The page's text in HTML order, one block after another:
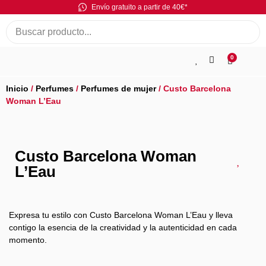
Envío gratuito a partir de 40€*
0
Inicio / Perfumes / Perfumes de mujer/ Custo Barcelona
Woman L’Eau
Custo Barcelona Woman
L’Eau
Expresa tu estilo con Custo Barcelona Woman L’Eau y lleva
contigo la esencia de la creatividad y la autenticidad en cada
momento.